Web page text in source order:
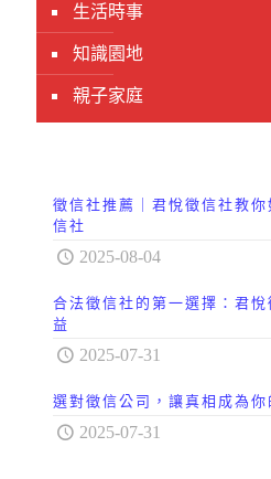
生活時事
知識園地
親子家庭
徵信社推薦｜君悅徵信社教
信社
2025-08-04
合法徵信社的第一選擇：君
益
2025-07-31
選對徵信公司，讓真相成為
2025-07-31